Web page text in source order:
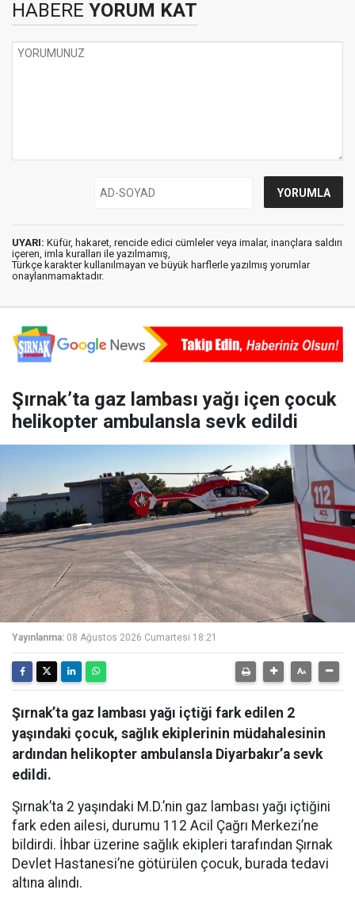
HABERE YORUM KAT
UYARI: Küfür, hakaret, rencide edici cümleler veya imalar, inançlara saldırı
içeren, imla kuralları ile yazılmamış,
Türkçe karakter kullanılmayan ve büyük harflerle yazılmış yorumlar
onaylanmamaktadır.
Şırnak’ta gaz lambası yağı içen çocuk
helikopter ambulansla sevk edildi
Yayınlanma: 08 Ağustos 2026 Cumartesi 18:21
Şırnak’ta gaz lambası yağı içtiği fark edilen 2
yaşındaki çocuk, sağlık ekiplerinin müdahalesinin
ardından helikopter ambulansla Diyarbakır’a sevk
edildi.
Şırnak’ta 2 yaşındaki M.D.’nin gaz lambası yağı içtiğini
fark eden ailesi, durumu 112 Acil Çağrı Merkezi’ne
bildirdi. İhbar üzerine sağlık ekipleri tarafından Şırnak
Devlet Hastanesi’ne götürülen çocuk, burada tedavi
altına alındı.